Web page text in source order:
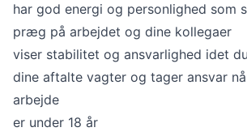
har god energi og personlighed
præg på arbejdet og dine kollegaer
viser stabilitet og ansvarlighed idet
dine aftalte vagter og tager ansvar
arbejde
er under 18 år